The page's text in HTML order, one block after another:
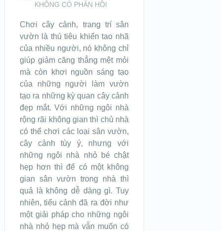
KHÔNG CÓ PHẢN HỒI
Chơi cây cảnh, trang trí sân
vườn là thú tiêu khiển tao nhã
của nhiều người, nó không chỉ
giúp giảm căng thẳng mệt mỏi
mà còn khơi nguồn sáng tạo
của những người làm vườn
tạo ra những kỳ quan cây cảnh
đẹp mắt. Với những ngôi nhà
rộng rãi không gian thì chủ nhà
có thể chơi các loại sân vườn,
cây cảnh tùy ý, nhưng với
những ngôi nhà nhỏ bé chật
hẹp hơn thì để có một không
gian sân vườn trong nhà thì
quả là không dễ dàng gì. Tuy
nhiên, tiểu cảnh đã ra đời như
một giải pháp cho những ngôi
nhà nhỏ hẹp mà vẫn muốn có